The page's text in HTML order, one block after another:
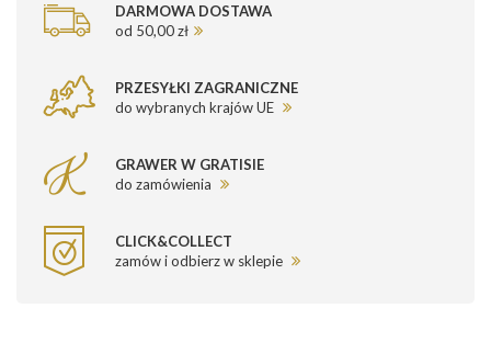
DARMOWA DOSTAWA
od 50,00 zł
PRZESYŁKI ZAGRANICZNE
do wybranych krajów UE
GRAWER W GRATISIE
do zamówienia
CLICK&COLLECT
zamów i odbierz w sklepie